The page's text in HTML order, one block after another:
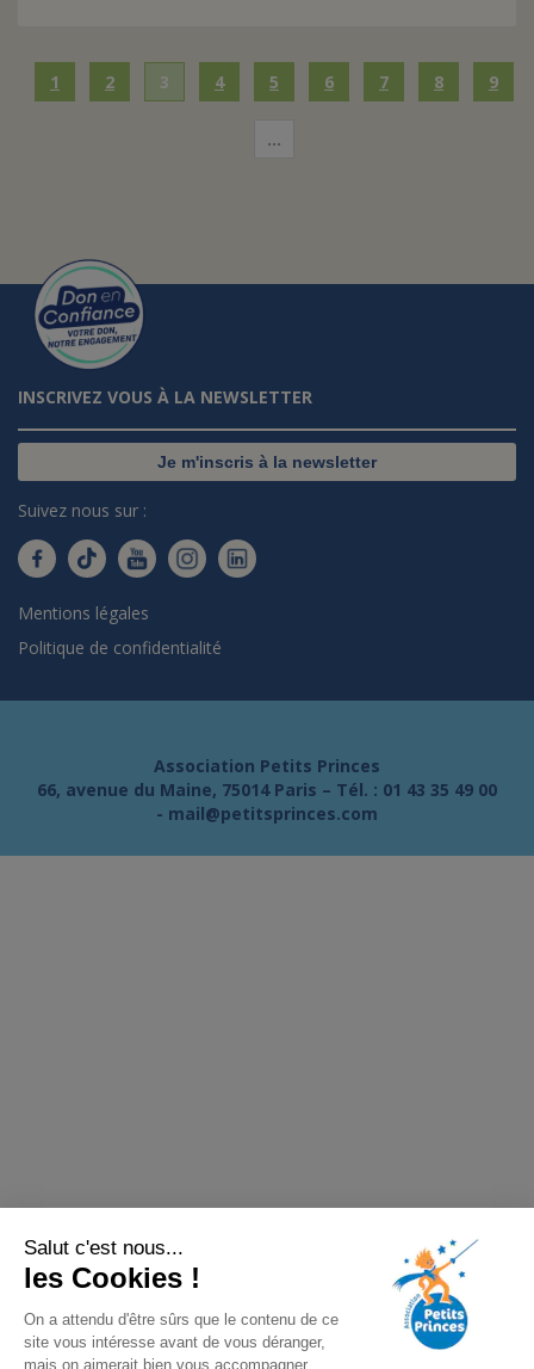
Salut c'est nous...
les Cookies !
On a attendu d'être sûrs que le contenu de ce
site vous intéresse avant de vous déranger,
mais on aimerait bien vous accompagner
1 2 3 4 5 6 7 8 9
…
INSCRIVEZ VOUS À LA NEWSLETTER
Je m'inscris à la newsletter
Suivez nous sur :
Mentions légales
Politique de confidentialité
Association Petits Princes
66, avenue du Maine, 75014 Paris – Tél. : 01 43 35 49 00
- mail@petitsprinces.com